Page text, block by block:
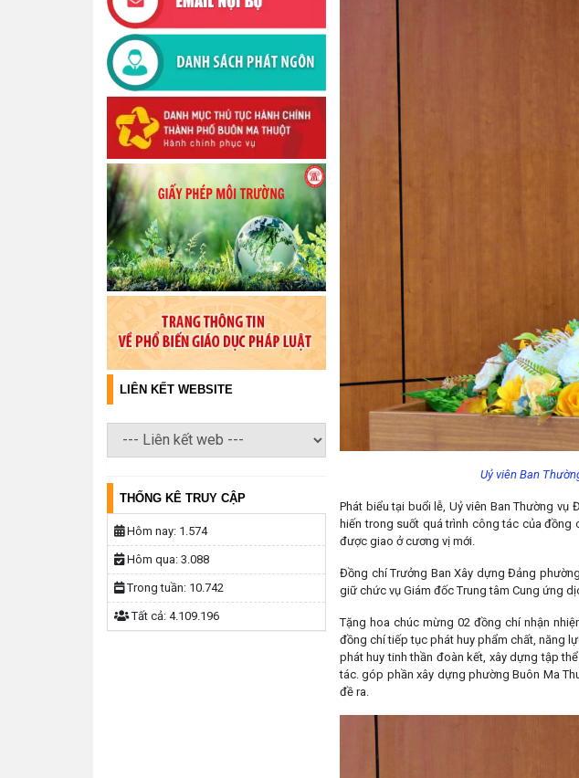
LIÊN KẾT WEBSITE
THỐNG KÊ TRUY CẬP
Hôm nay: 1.574
Hôm qua: 3.088
Trong tuần: 10.742
Tất cả: 4.109.196
Uỷ viên Ban
Phát biểu tại buổi lễ, Uỷ viên Ban Thường
hiến trong suốt quá trình công tác của đồng
được giao ở cương vị mới.
Đồng chí Trưởng Ban Xây dựng Đảng
giữ chức vụ Giám đốc Trung tâm Cung ứng
Tặng hoa chúc mừng 02 đồng chí nhận
đồng chí tiếp tục phát huy phẩm chất, năng
phát huy tinh thần đoàn kết, xây dựng tập
tác. góp phần xây dựng phường Buôn Ma
đề ra.